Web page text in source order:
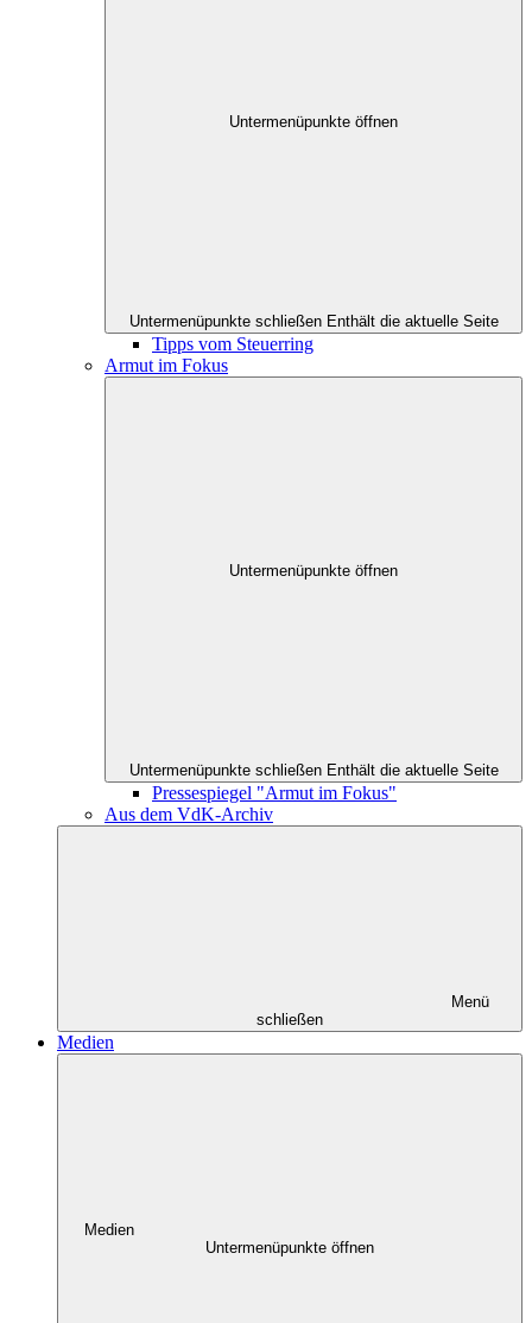
Untermenüpunkte öffnen
Untermenüpunkte schließen Enthält die aktuelle Seite
Tipps vom Steuerring
Armut im Fokus
Untermenüpunkte öffnen
Untermenüpunkte schließen Enthält die aktuelle Seite
Pressespiegel "Armut im Fokus"
Aus dem VdK-Archiv
Menü
schließen
Medien
Medien
Untermenüpunkte öffnen